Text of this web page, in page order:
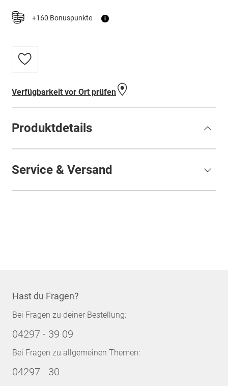
+160 Bonuspunkte i
Zur
Wunschliste
Verfügbarkeit vor Ort prüfen
Produktdetails
Service & Versand
Hast du Fragen?
Bei Fragen zu deiner Bestellung:
04297 - 39 09
Bei Fragen zu allgemeinen Themen:
04297 - 30